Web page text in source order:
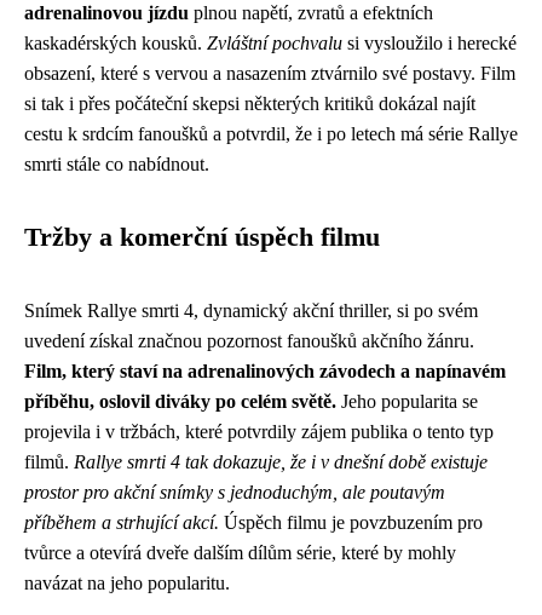
adrenalinovou jízdu plnou napětí, zvratů a efektních
kaskadérských kousků. Zvláštní pochvalu si vysloužilo i herecké
obsazení, které s vervou a nasazením ztvárnilo své postavy. Film
si tak i přes počáteční skepsi některých kritiků dokázal najít
cestu k srdcím fanoušků a potvrdil, že i po letech má série Rallye
smrti stále co nabídnout.
Tržby a komerční úspěch filmu
Snímek Rallye smrti 4, dynamický akční thriller, si po svém
uvedení získal značnou pozornost fanoušků akčního žánru.
Film, který staví na adrenalinových závodech a napínavém
příběhu, oslovil diváky po celém světě. Jeho popularita se
projevila i v tržbách, které potvrdily zájem publika o tento typ
filmů. Rallye smrti 4 tak dokazuje, že i v dnešní době existuje
prostor pro akční snímky s jednoduchým, ale poutavým
příběhem a strhující akcí. Úspěch filmu je povzbuzením pro
tvůrce a otevírá dveře dalším dílům série, které by mohly
navázat na jeho popularitu.